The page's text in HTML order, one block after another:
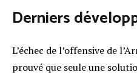
Derniers
L’échec de l’offensive de
prouvé que seule une